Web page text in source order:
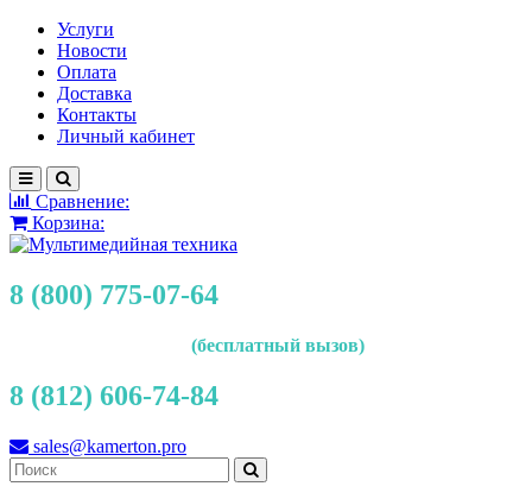
Услуги
Новости
Оплата
Доставка
Контакты
Личный кабинет
Сравнение:
Корзина:
8 (800) 775-07-64
(бесплатный вызов)
8 (812) 606-74-84
sales@kamerton.pro